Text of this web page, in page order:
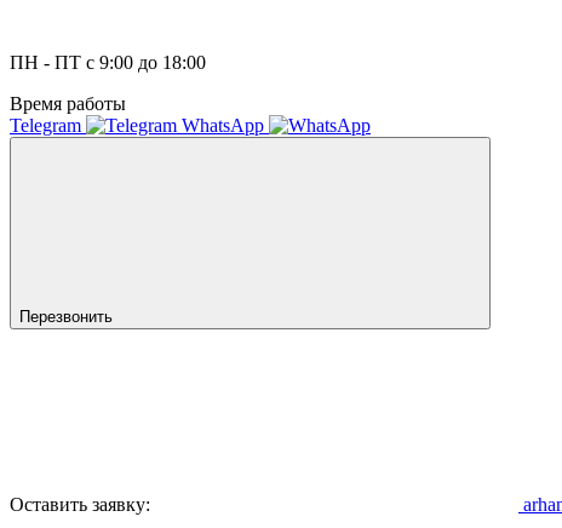
ПН - ПТ с 9:00 до 18:00
Время работы
Telegram
WhatsApp
Перезвонить
Оставить заявку: